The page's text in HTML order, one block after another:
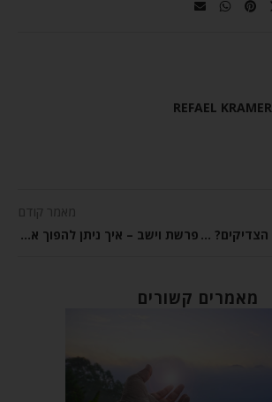
REFAEL KRAMER
למה יש מחלוקת בין הצדיקים? – פרשת השבוע וישב
מאמר קודם
פרשת וישב – איך ניתן להפוך את הרע לטוב?
מאמרים קשורים